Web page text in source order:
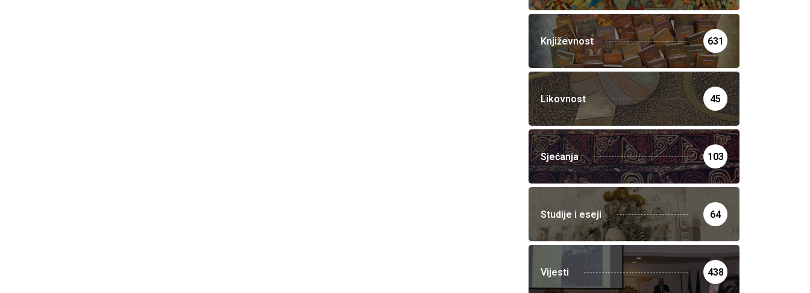
Književnost 631
Likovnost 45
Sjećanja 103
Studije i eseji 64
Vijesti 438